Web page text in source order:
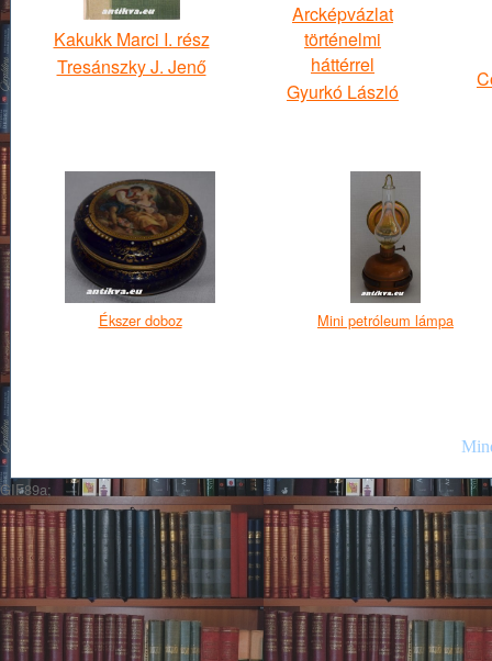
Kakukk Marci I. rész
Tresánszky J. Jenő
Arcképvázlat
történelmi
háttérrel
Gyurkó László
Ékszer doboz Mini petróleum lámpa
GIF89a;